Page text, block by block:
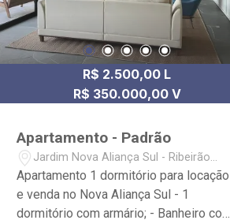
R$ 2.500,00 L
R$ 350.000,00 V
Apartamento - Padrão
Jardim Nova Aliança Sul - Ribeirão
Preto/SP
Apartamento 1 dormitório para locação
e venda no Nova Aliança Sul - 1
dormitório com armário; - Banheiro com